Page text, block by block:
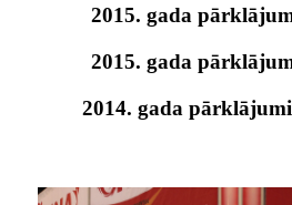
2015. gada
2015. gada
2014. gada pārklājumi